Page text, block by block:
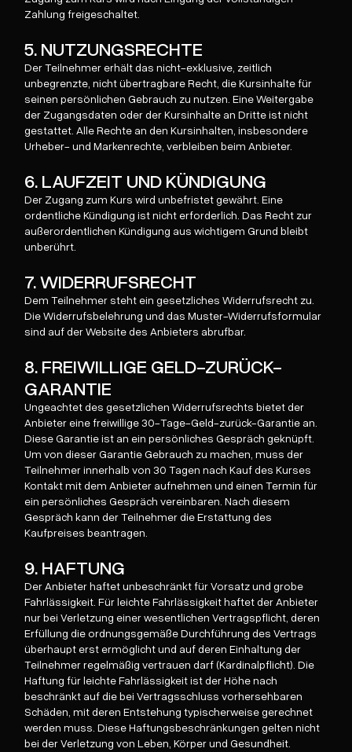
Zahlung freigeschaltet.
5. NUTZUNGSRECHTE
Der Teilnehmer erhält das nicht-exklusive, zeitlich
unbegrenzte, nicht übertragbare Recht, die Kursinhalte für
seinen persönlichen Gebrauch zu nutzen. Eine Weitergabe
der Zugangsdaten oder der Kursinhalte an Dritte ist nicht
gestattet. Alle Rechte an den Kursinhalten, insbesondere
Urheber- und Markenrechte, verbleiben beim Anbieter.
6. LAUFZEIT UND KÜNDIGUNG
Der Zugang zum Kurs wird unbefristet gewährt. Eine
ordentliche Kündigung ist nicht erforderlich. Das Recht zur
außerordentlichen Kündigung aus wichtigem Grund bleibt
unberührt.
7. WIDERRUFSRECHT
Dem Teilnehmer steht ein gesetzliches Widerrufsrecht zu.
Die Widerrufsbelehrung und das Muster-Widerrufsformular
sind auf der Website des Anbieters abrufbar.
8. FREIWILLIGE GELD-ZURÜCK-
GARANTIE
Ungeachtet des gesetzlichen Widerrufsrechts bietet der
Anbieter eine freiwillige 30-Tage-Geld-zurück-Garantie an.
Diese Garantie ist an ein persönliches Gespräch geknüpft.
Um von dieser Garantie Gebrauch zu machen, muss der
Teilnehmer innerhalb von 30 Tagen nach Kauf des Kurses
Kontakt mit dem Anbieter aufnehmen und einen Termin für
ein persönliches Gespräch vereinbaren. Nach diesem
Gespräch kann der Teilnehmer die Erstattung des
Kaufpreises beantragen.
9. HAFTUNG
Der Anbieter haftet unbeschränkt für Vorsatz und grobe
Fahrlässigkeit. Für leichte Fahrlässigkeit haftet der Anbieter
nur bei Verletzung einer wesentlichen Vertragspflicht, deren
Erfüllung die ordnungsgemäße Durchführung des Vertrags
überhaupt erst ermöglicht und auf deren Einhaltung der
Teilnehmer regelmäßig vertrauen darf (Kardinalpflicht). Die
Haftung für leichte Fahrlässigkeit ist der Höhe nach
beschränkt auf die bei Vertragsschluss vorhersehbaren
Schäden, mit deren Entstehung typischerweise gerechnet
werden muss. Diese Haftungsbeschränkungen gelten nicht
bei der Verletzung von Leben, Körper und Gesundheit.